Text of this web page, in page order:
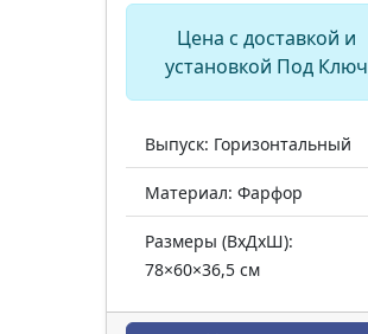
Цена с доставкой и
установкой Под Ключ
Выпуск: Горизонтальный
Материал: Фарфор
Размеры (ВхДхШ):
78×60×36,5 см